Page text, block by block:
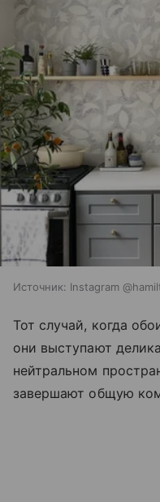
Источник: Instagram
Тот случай, когда
они выступают
нейтральном
завершают общую